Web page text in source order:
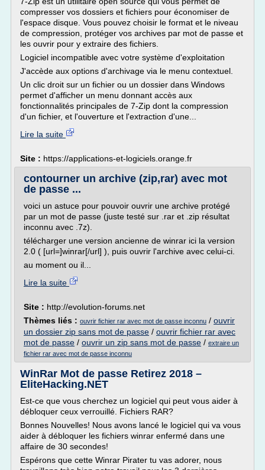
compresser vos dossiers et fichiers pour économiser de
l'espace disque. Vous pouvez choisir le format et le niveau
de compression, protéger vos archives par mot de passe et
les ouvrir pour y extraire des fichiers.
Logiciel incompatible avec votre système d'exploitation
J'accède aux options d'archivage via le menu contextuel.
Un clic droit sur un fichier ou un dossier dans Windows
permet d'afficher un menu donnant accès aux
fonctionnalités principales de 7-Zip dont la compression
d'un fichier, et l'ouverture et l'extraction d'une...
Lire la suite
Site : https://applications-et-logiciels.orange.fr
contourner un archive (zip,rar) avec mot
de passe ...
voici un astuce pour pouvoir ouvrir une archive protégé
par un mot de passe (juste testé sur .rar et .zip résultat
inconnu avec .7z).
télécharger une version ancienne de winrar ici la version
2.0 ( [url=]winrar[/url] ), puis ouvrir l'archive avec celui-ci.
au moment ou il...
Lire la suite
Site : http://evolution-forums.net
Thèmes liés : ouvrir fichier rar avec mot de passe inconnu / ouvrir
un dossier zip sans mot de passe / ouvrir fichier rar avec
mot de passe / ouvrir un zip sans mot de passe / extraire un
fichier rar avec mot de passe inconnu
WinRar Mot de passe Retirez 2018 –
EliteHacking.NET
Est-ce que vous cherchez un logiciel qui peut vous aider à
débloquer ceux verrouillé. Fichiers RAR?
Bonnes Nouvelles! Nous avons lancé le logiciel qui va vous
aider à débloquer les fichiers winrar enfermé dans une
affaire de 30 secondes!
Espérons que cette Winrar Pirater tu vas adorer, nous